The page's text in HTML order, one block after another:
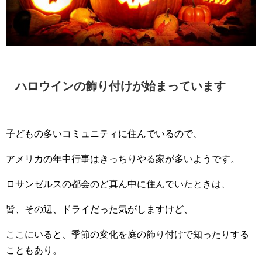
ハロウインの飾り付けが始まっています
子どもの多いコミュニティに住んでいるので、
アメリカの年中行事はきっちりやる家が多いようです。
ロサンゼルスの都会のど真ん中に住んでいたときは、
皆、その辺、ドライだった気がしますけど、
ここにいると、季節の変化を庭の飾り付けで知ったりする
こともあり。